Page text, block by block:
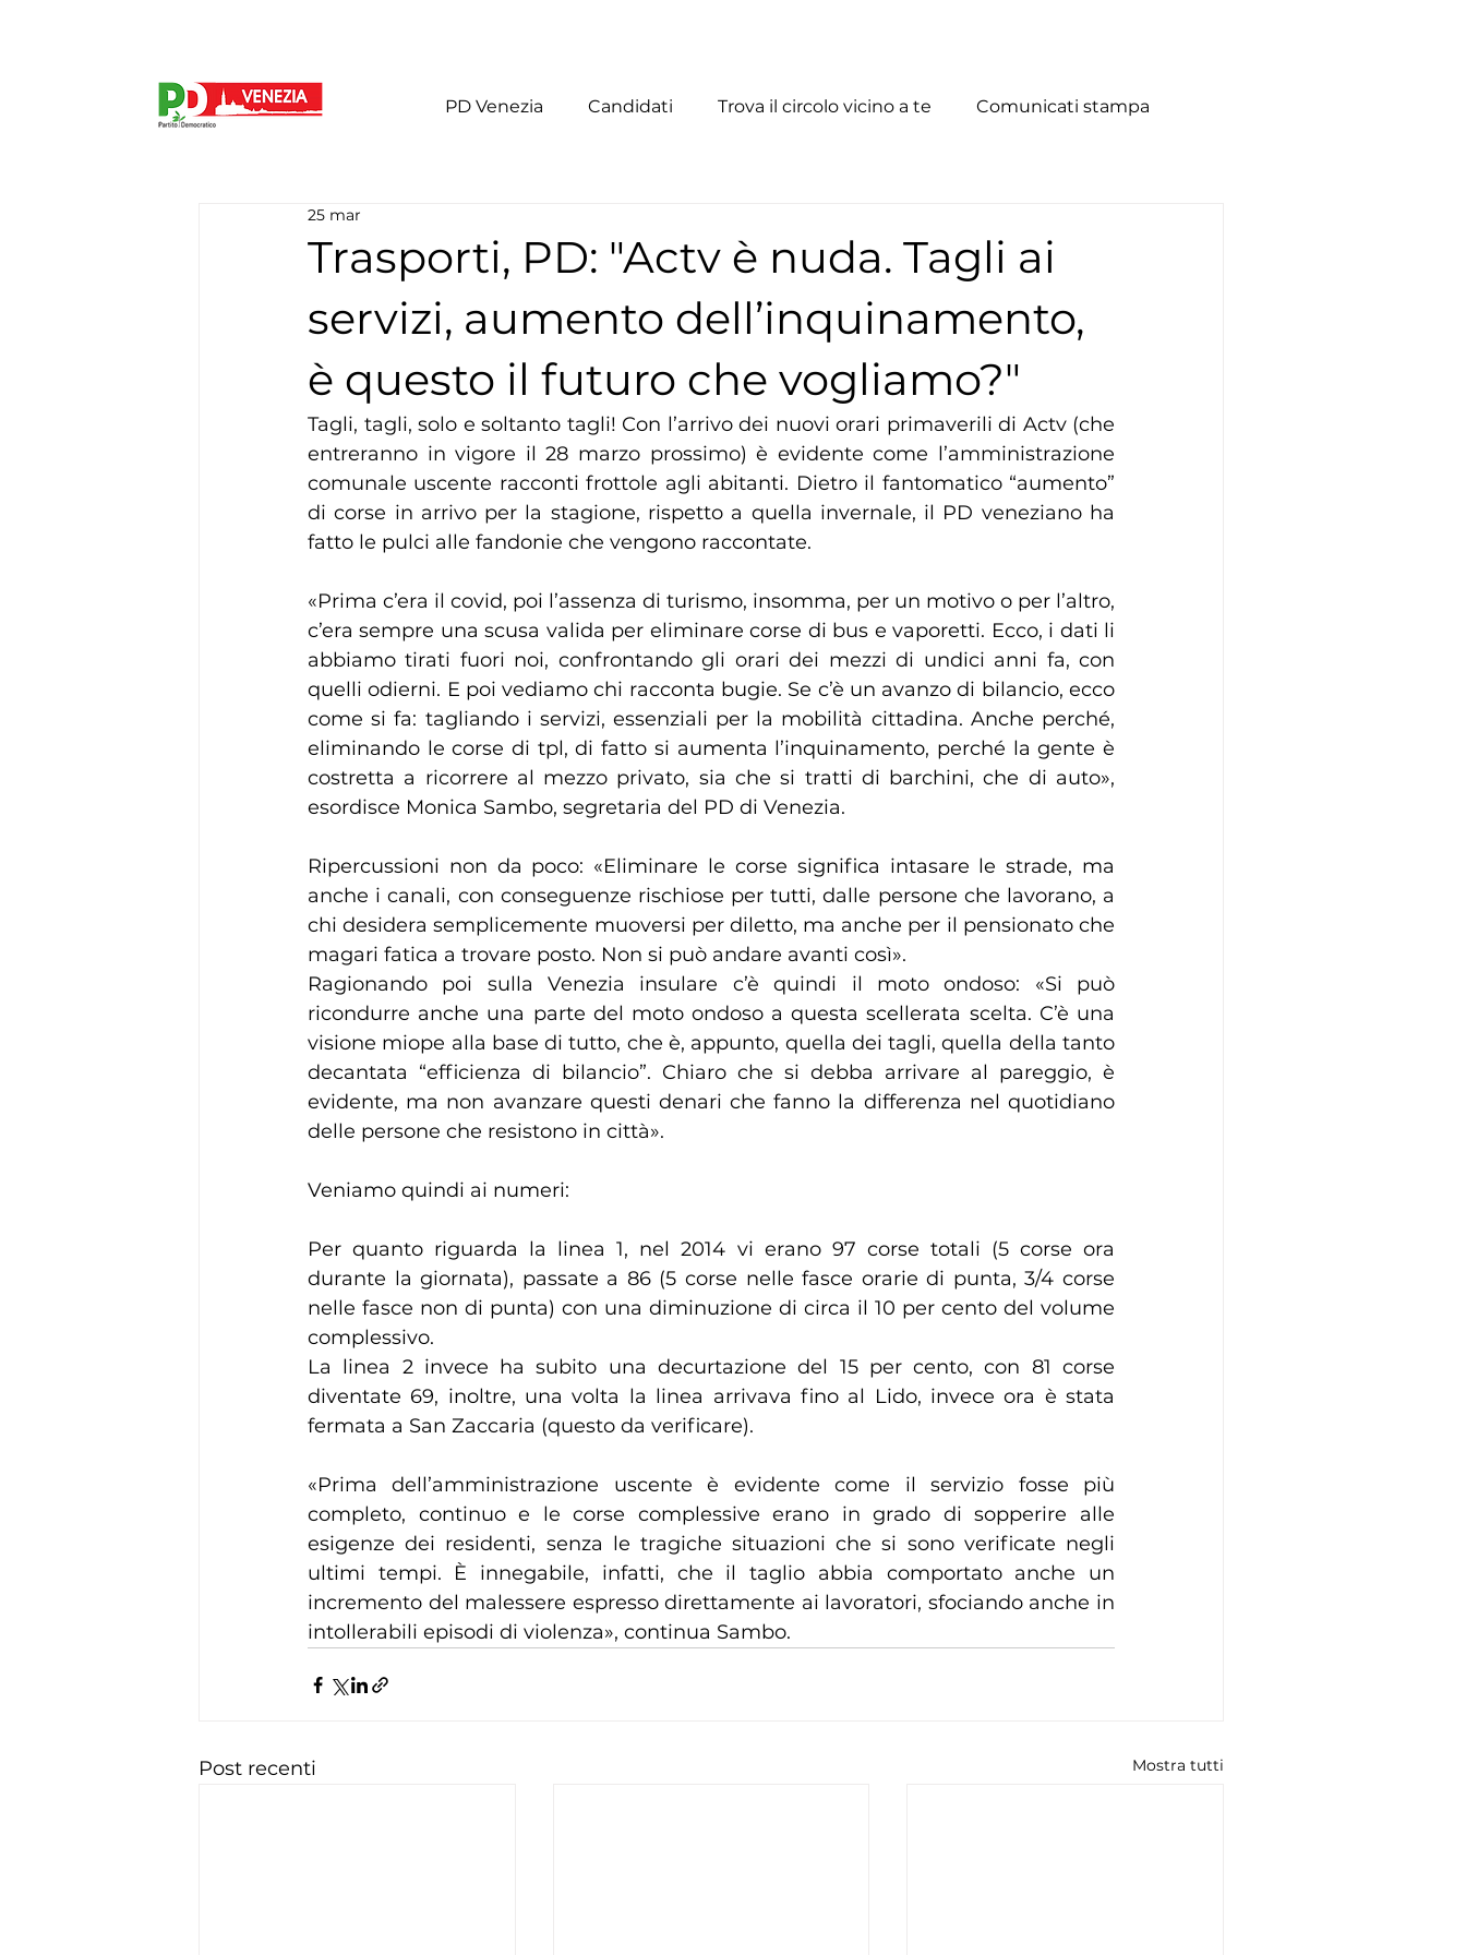
PD Venezia Candidati Trova il circolo vicino a te Comunicati stampa
Trasporti, PD: "Actv è nuda. Tagli ai
servizi, aumento dell’inquinamento,
è questo il futuro che vogliamo?"
25 mar
Tagli, tagli, solo e soltanto tagli! Con l’arrivo dei nuovi orari primaverili di Actv (che
entreranno in vigore il 28 marzo prossimo) è evidente come l’amministrazione
comunale uscente racconti frottole agli abitanti. Dietro il fantomatico “aumento”
di corse in arrivo per la stagione, rispetto a quella invernale, il PD veneziano ha
fatto le pulci alle fandonie che vengono raccontate.
«Prima c’era il covid, poi l’assenza di turismo, insomma, per un motivo o per l’altro,
c’era sempre una scusa valida per eliminare corse di bus e vaporetti. Ecco, i dati li
abbiamo tirati fuori noi, confrontando gli orari dei mezzi di undici anni fa, con
quelli odierni. E poi vediamo chi racconta bugie. Se c’è un avanzo di bilancio, ecco
come si fa: tagliando i servizi, essenziali per la mobilità cittadina. Anche perché,
eliminando le corse di tpl, di fatto si aumenta l’inquinamento, perché la gente è
costretta a ricorrere al mezzo privato, sia che si tratti di barchini, che di auto»,
esordisce Monica Sambo, segretaria del PD di Venezia.
Ripercussioni non da poco: «Eliminare le corse significa intasare le strade, ma
anche i canali, con conseguenze rischiose per tutti, dalle persone che lavorano, a
chi desidera semplicemente muoversi per diletto, ma anche per il pensionato che
magari fatica a trovare posto. Non si può andare avanti così».
Ragionando poi sulla Venezia insulare c’è quindi il moto ondoso: «Si può
ricondurre anche una parte del moto ondoso a questa scellerata scelta. C’è una
visione miope alla base di tutto, che è, appunto, quella dei tagli, quella della tanto
decantata “efficienza di bilancio”. Chiaro che si debba arrivare al pareggio, è
evidente, ma non avanzare questi denari che fanno la differenza nel quotidiano
delle persone che resistono in città».
Veniamo quindi ai numeri:
Per quanto riguarda la linea 1, nel 2014 vi erano 97 corse totali (5 corse ora
durante la giornata), passate a 86 (5 corse nelle fasce orarie di punta, 3/4 corse
nelle fasce non di punta) con una diminuzione di circa il 10 per cento del volume
complessivo.
La linea 2 invece ha subito una decurtazione del 15 per cento, con 81 corse
diventate 69, inoltre, una volta la linea arrivava fino al Lido, invece ora è stata
fermata a San Zaccaria (questo da verificare).
«Prima dell’amministrazione uscente è evidente come il servizio fosse più
completo, continuo e le corse complessive erano in grado di sopperire alle
esigenze dei residenti, senza le tragiche situazioni che si sono verificate negli
ultimi tempi. È innegabile, infatti, che il taglio abbia comportato anche un
incremento del malessere espresso direttamente ai lavoratori, sfociando anche in
intollerabili episodi di violenza», continua Sambo.
Post recenti Mostra tutti